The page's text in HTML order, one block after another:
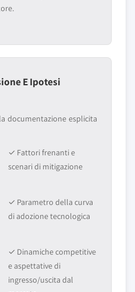
E Ipotesi
documentazione esplicita
✓ Fattori frenanti e
scenari di mitigazione
✓ Parametro della curva
di adozione tecnologica
✓ Dinamiche competitive
e aspettative di
ingresso/uscita dal